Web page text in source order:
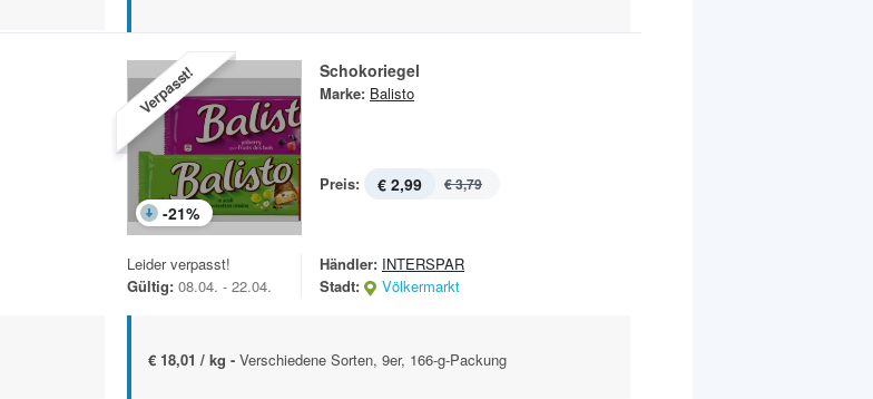
Verpasst!
-21%
Schokoriegel
Marke: Balisto
Preis: € 2,99 € 3,79
Leider verpasst!
Gültig: 08.04. - 22.04.
Händler: INTERSPAR
Stadt:
Völkermarkt
€ 18,01 / kg - Verschiedene Sorten, 9er, 166-g-Packung